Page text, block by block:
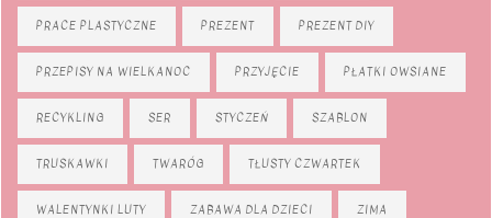
PRACE PLASTYCZNE PREZENT PREZENT DIY
PRZEPISY NA WIELKANOC PRZYJĘCIE PŁATKI OWSIANE
RECYKLING SER STYCZEŃ SZABLON
TRUSKAWKI TWARÓG TŁUSTY CZWARTEK
WALENTYNKI LUTY ZABAWA DLA DZIECI ZIMA